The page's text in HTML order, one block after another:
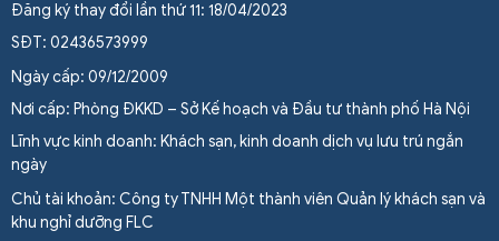
Đăng ký thay đổi lần thứ 11: 18/04/2023
SĐT: 02436573999
Ngày cấp: 09/12/2009
Nơi cấp: Phòng ĐKKD – Sở Kế hoạch và Đầu tư thành phố Hà Nội
Lĩnh vực kinh doanh: Khách sạn, kinh doanh dịch vụ lưu trú ngắn
ngày
Chủ tài khoản: Công ty TNHH Một thành viên Quản lý khách sạn và
khu nghỉ dưỡng FLC